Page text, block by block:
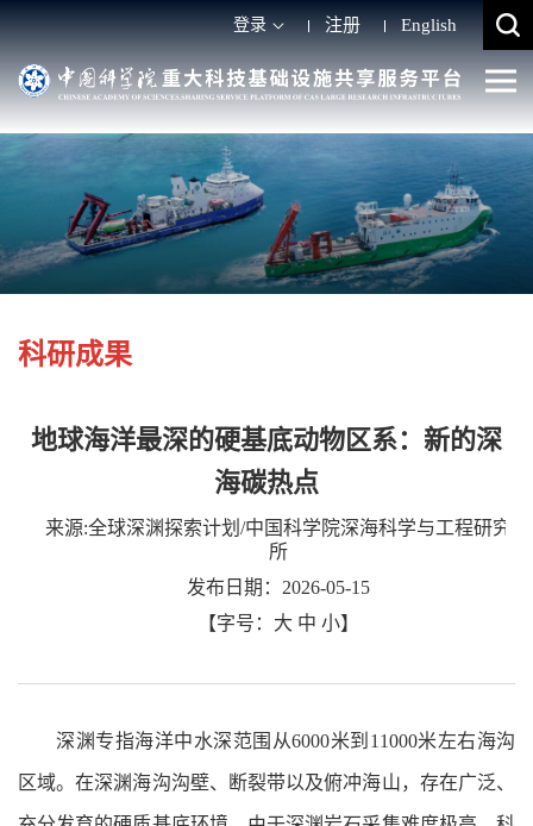
登录 注册 English
科研成果
地球海洋最深的硬基底动物区系：新的深
海碳热点
来源:全球深渊探索计划/中国科学院深海科学与工程研究
所
发布日期：2026-05-15
【字号： 大 中 小】
深渊专指海洋中水深范围从6000米到11000米左右海沟
区域。在深渊海沟沟壁、断裂带以及俯冲海山，存在广泛、